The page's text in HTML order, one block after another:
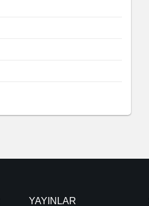
YAYINLAR